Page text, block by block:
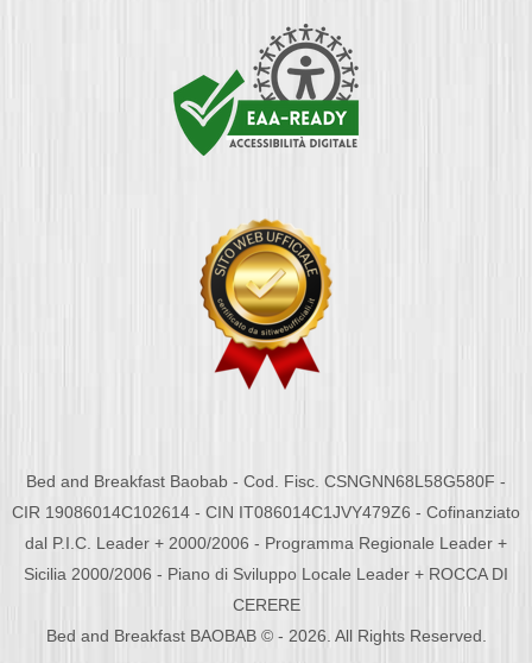
Bed and Breakfast Baobab - Cod. Fisc. CSNGNN68L58G580F -
CIR 19086014C102614 - CIN IT086014C1JVY479Z6 - Cofinanziato
dal P.I.C. Leader + 2000/2006 - Programma Regionale Leader +
Sicilia 2000/2006 - Piano di Sviluppo Locale Leader + ROCCA DI
CERERE
Bed and Breakfast BAOBAB © - 2026. All Rights Reserved.